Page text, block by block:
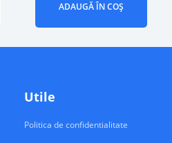
ADAUGĂ ÎN COȘ
Utile
Politica de confidentialitate